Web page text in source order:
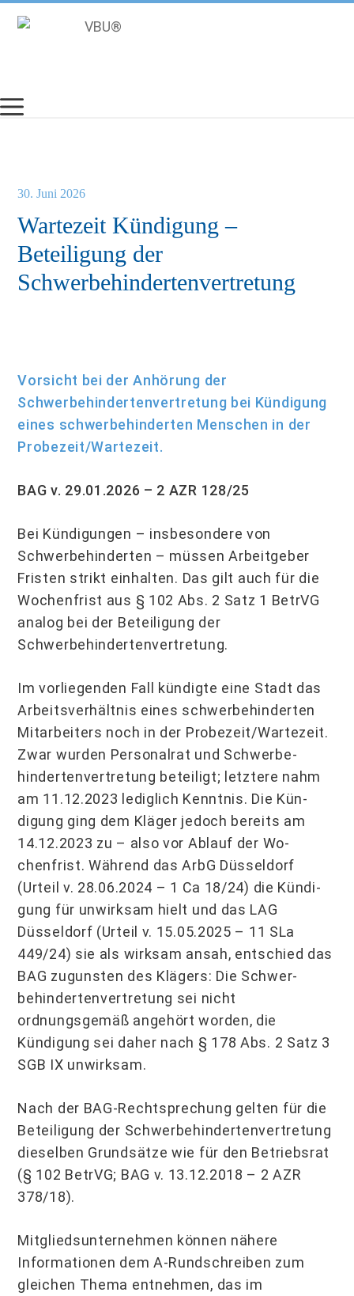
Inhalt
Wartezeit Kündigung –
Beteiligung der
Schwerbehindertenvertretung
30. Juni 2026
Vorsicht bei der Anhörung der
Schwerbehindertenvertretung bei Kündigung
eines schwerbehinderten Menschen in der
Probezeit/Wartezeit.
BAG v. 29.01.2026 – 2 AZR 128/25
Bei Kündigungen – insbesondere von
Schwerbehinderten – müssen Arbeitgeber
Fris­ten strikt einhalten. Das gilt auch für die
Wochenfrist aus § 102 Abs. 2 Satz 1 BetrVG
analog bei der Beteiligung der
Schwerbehindertenvertretung.
Im vorliegenden Fall kündigte eine Stadt das
Arbeitsverhältnis eines schwerbehinderten
Mitarbeiters noch in der Probezeit/Wartezeit.
Zwar wurden Personalrat und Schwerbe­
hindertenvertretung beteiligt; letztere nahm
am 11.12.2023 lediglich Kenntnis. Die Kün­
digung ging dem Kläger jedoch bereits am
14.12.2023 zu – also vor Ablauf der Wo­
chenfrist. Während das ArbG Düsseldorf
(Urteil v. 28.06.2024 – 1 Ca 18/24) die Kündi­
gung für unwirksam hielt und das LAG
Düsseldorf (Urteil v. 15.05.2025 – 11 SLa
449/24) sie als wirksam ansah, entschied das
BAG zugunsten des Klägers: Die Schwer­
behindertenvertretung sei nicht
ordnungsgemäß angehört worden, die
Kündigung sei daher nach § 178 Abs. 2 Satz 3
SGB IX unwirksam.
Nach der BAG-Rechtsprechung gelten für die
Beteiligung der Schwerbehindertenver­tretung
dieselben Grundsätze wie für den Betriebsrat
(§ 102 BetrVG; BAG v. 13.12.2018 – 2 AZR
378/18).
Mitgliedsunternehmen können nähere
Informationen dem A-Rundschreiben zum
glei­chen Thema entnehmen, das im